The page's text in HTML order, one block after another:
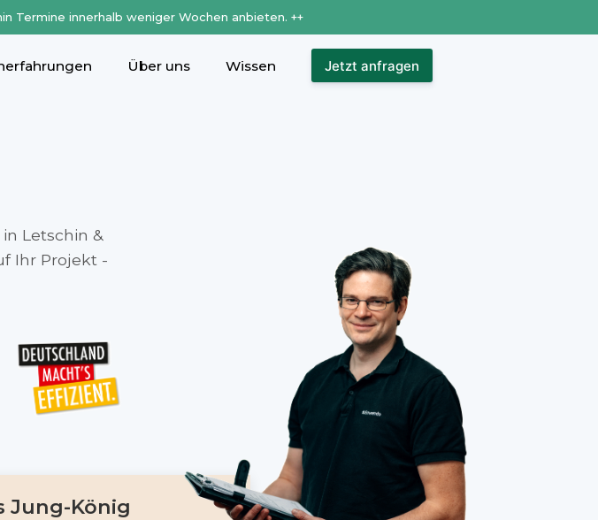
Termine innerhalb weniger Wochen anbieten. ++
Über uns Wissen Jetzt anfragen
Letschin &
Ihr Projekt -
Jung-König